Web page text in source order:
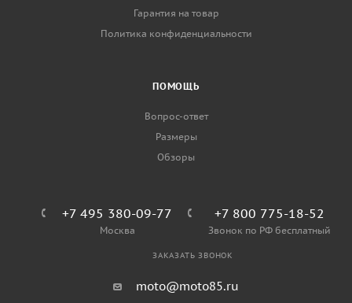
Гарантия на товар
Политика конфиденциальности
ПОМОЩЬ
Вопрос-ответ
Размеры
Обзоры
+7 495 380-09-77
Москва
+7 800 775-18-52
Звонок по РФ бесплатный
ЗАКАЗАТЬ ЗВОНОК
moto@moto85.ru